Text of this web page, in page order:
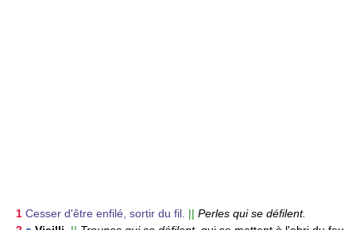
1 Cesser d'être enfilé, sortir du fil. || Perles qui se défilent.